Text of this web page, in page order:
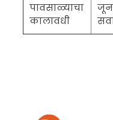
पावसाळ्याचा
कालावधी